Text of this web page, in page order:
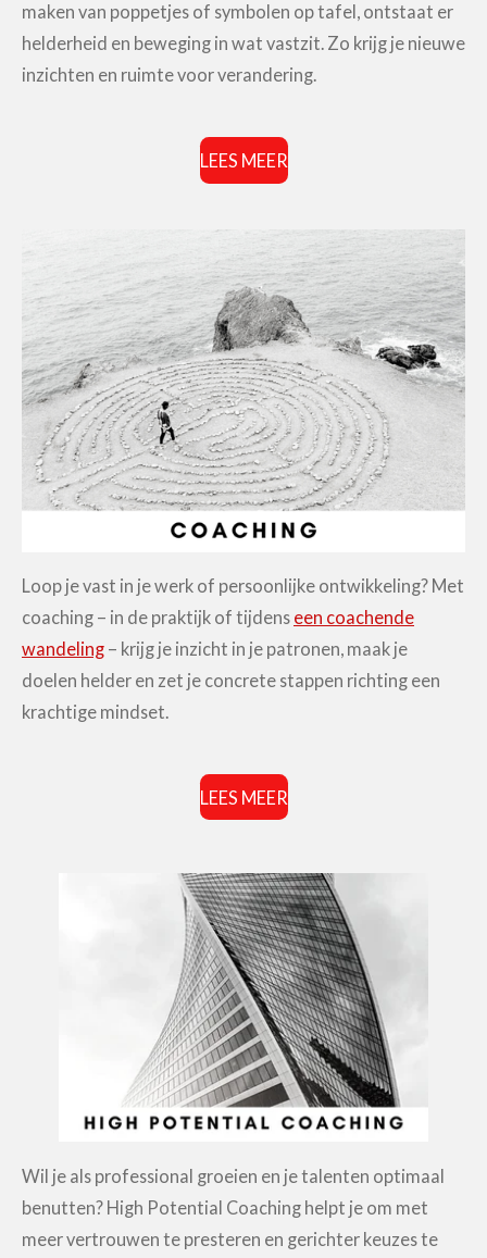
maken van poppetjes of symbolen op tafel, ontstaat er
helderheid en beweging in wat vastzit. Zo krijg je nieuwe
inzichten en ruimte voor verandering.
LEES MEER
Loop je vast in je werk of persoonlijke ontwikkeling? Met
coaching – in de praktijk of tijdens een coachende
wandeling – krijg je inzicht in je patronen, maak je
doelen helder en zet je concrete stappen richting een
krachtige mindset.
LEES MEER
Wil je als professional groeien en je talenten optimaal
benutten? High Potential Coaching helpt je om met
meer vertrouwen te presteren en gerichter keuzes te